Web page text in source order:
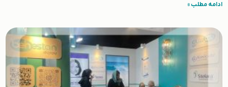
ادامه مطلب »